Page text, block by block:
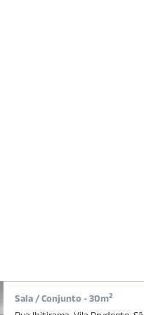
Sala / Conjunto -30m2